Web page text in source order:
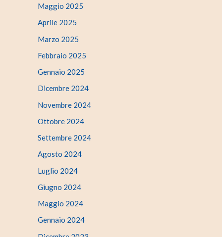
Maggio 2025
Aprile 2025
Marzo 2025
Febbraio 2025
Gennaio 2025
Dicembre 2024
Novembre 2024
Ottobre 2024
Settembre 2024
Agosto 2024
Luglio 2024
Giugno 2024
Maggio 2024
Gennaio 2024